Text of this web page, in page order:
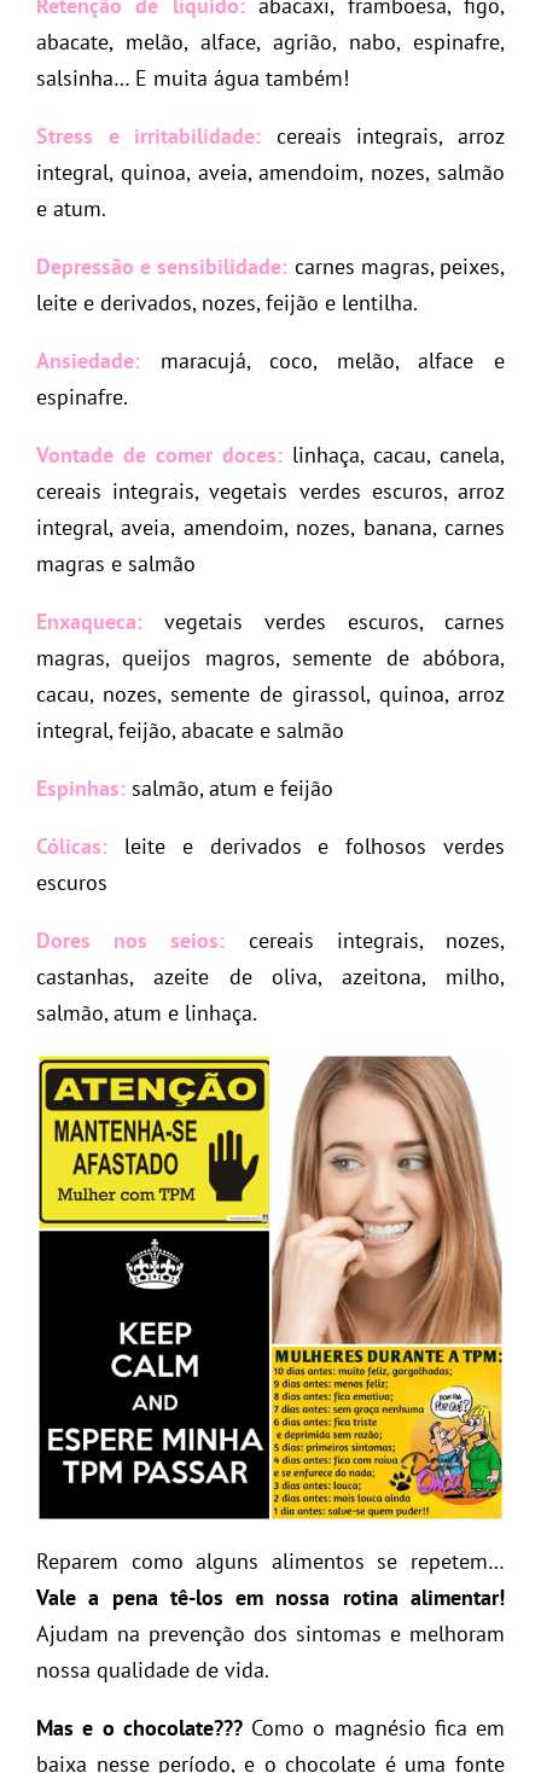
abacate, melão, alface, agrião, nabo, espinafre,
salsinha… E muita água também!
Stress e irritabilidade: cereais integrais, arroz
integral, quinoa, aveia, amendoim, nozes, salmão
e atum.
Depressão e sensibilidade: carnes magras, peixes,
leite e derivados, nozes, feijão e lentilha.
Ansiedade:
maracujá, coco, melão, alface e
espinafre.
Vontade de comer doces: linhaça, cacau, canela,
cereais integrais, vegetais verdes escuros, arroz
integral, aveia, amendoim, nozes, banana, carnes
magras e salmão
Enxaqueca:
vegetais verdes escuros, carnes
magras, queijos magros, semente de abóbora,
cacau, nozes, semente de girassol, quinoa, arroz
integral, feijão, abacate e salmão
Espinhas: salmão, atum e feijão
Cólicas: leite e derivados e folhosos verdes
escuros
Dores nos seios:
cereais integrais, nozes,
castanhas, azeite de oliva, azeitona, milho,
salmão, atum e linhaça.
Reparem como alguns alimentos se repetem…
Vale a pena tê-los em nossa rotina alimentar!
Ajudam na prevenção dos sintomas e melhoram
nossa qualidade de vida.
Mas e o chocolate???Como o magnésio fica em
baixa nesse período, e o chocolate é uma fonte